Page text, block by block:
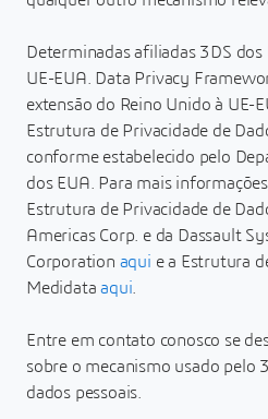
Determinadas afiliadas 3DS
UE-EUA. Data Privacy
extensão do Reino Unido à UE-
Estrutura de Privacidade de
conforme estabelecido pelo
dos EUA. Para mais
Estrutura de Privacidade de
Americas Corp. e da Dassault
Corporation aqui e a Estrutura
Medidataaqui
Entre em contato conosco se
sobre o mecanismo usado pelo
dados pessoais.